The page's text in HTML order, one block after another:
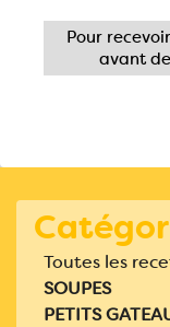
Toutes les
SOUPES
PETITS
Pour
avant